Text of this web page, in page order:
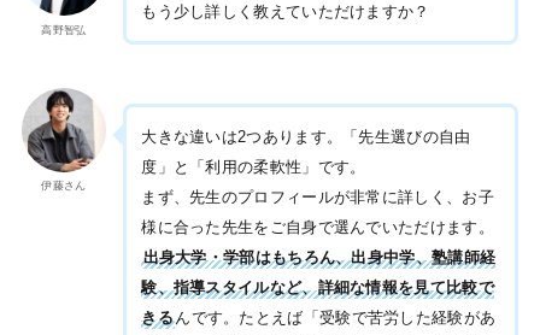
高野智弘
もう少し詳しく教えていただけますか？
伊藤さん
大きな違いは2つあります。「先生選びの自由
度」と「利用の柔軟性」です。
まず、先生のプロフィールが非常に詳しく、お子
様に合った先生をご自身で選んでいただけます。
出身大学・学部はもちろん、出身中学、塾講師経
験、指導スタイルなど、詳細な情報を見て比較で
きる んです。たとえば「受験で苦労した経験があ